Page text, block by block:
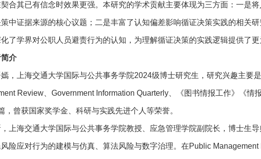
合其已有信念时效果更强。本研究的学术贡献主要体现为三方面：一是
中证据来源的核心议题；二是丰富了认知偏差影响循证决策实践的相关
了学界对公职人员避责行为的认知，为理解循证决策的实践逻辑提供了更
介
，上海交通大学国际与公共事务学院2024级博士研究生，研究兴趣主要
Review、Government Information Quarterly、《图书情报工作》《情
，曾获国家奖学金、科研与实践先进个人等荣誉。
上海交通大学国际与公共事务学院教授、应急管理学院副院长，博士生
险应对行为的建模与仿真、算法风险与数字治理。在Public